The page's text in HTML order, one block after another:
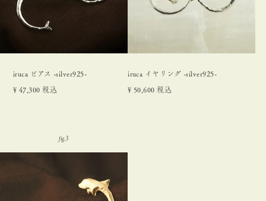
iruca ピアス -silver925-
¥ 47,300 税込
iruca イヤリング -silver925-
¥ 50,600 税込